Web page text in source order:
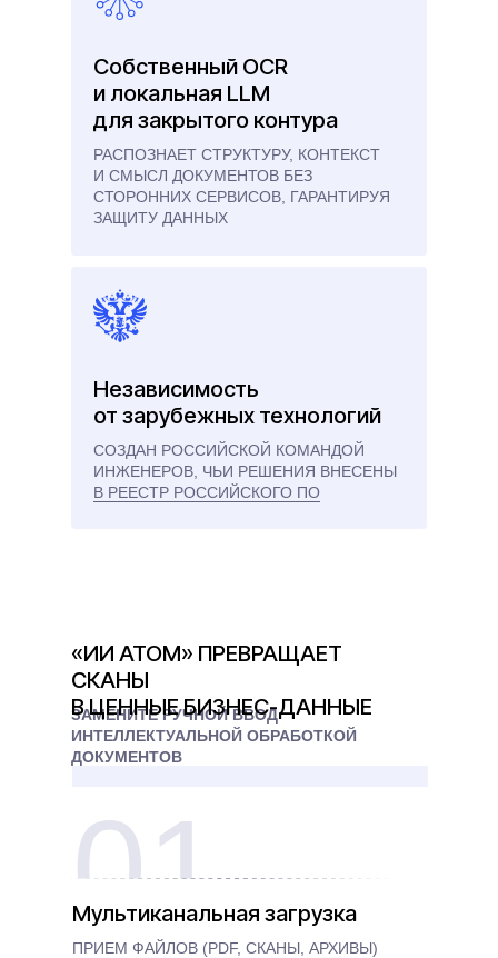
Независимость
от зарубежных технологий
СОЗДАН РОССИЙСКОЙ КОМАНДОЙ
ИНЖЕНЕРОВ, ЧЬИ РЕШЕНИЯ ВНЕСЕНЫ
В РЕЕСТР РОССИЙСКОГО ПО
Собственный OCR
и локальная LLM
для закрытого контура
РАСПОЗНАЕТ СТРУКТУРУ, КОНТЕКСТ
И СМЫСЛ ДОКУМЕНТОВ БЕЗ
СТОРОННИХ СЕРВИСОВ, ГАРАНТИРУЯ
ЗАЩИТУ ДАННЫХ
01
ЗАМЕНИТЕ РУЧНОЙ ВВОД
ИНТЕЛЛЕКТУАЛЬНОЙ ОБРАБОТКОЙ
ДОКУМЕНТОВ
«ИИ АТОМ» ПРЕВРАЩАЕТ
СКАНЫ
В ЦЕННЫЕ БИЗНЕС-ДАННЫЕ
Мультиканальная загрузка
ПРИЕМ ФАЙЛОВ (PDF, СКАНЫ, АРХИВЫ)